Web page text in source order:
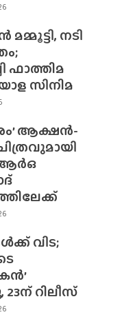
മമ്മൂട്ടി, നടി
ഫാത്തിമ
സിനിമ
ആക്ഷൻ-
വിട;
റിലീസ്